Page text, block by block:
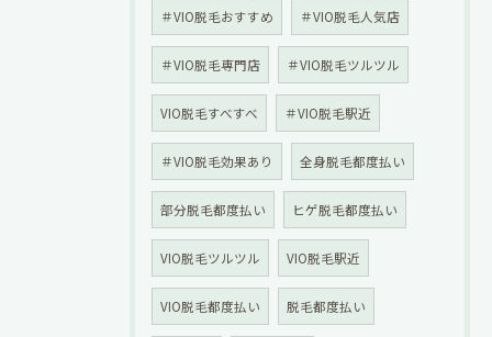
＃VIO脱毛おすすめ ＃VIO脱毛人気店
＃VIO脱毛専門店 ＃VIO脱毛ツルツル
VIO脱毛すべすべ ＃VIO脱毛駅近
＃VIO脱毛効果あり 全身脱毛都度払い
部分脱毛都度払い ヒゲ脱毛都度払い
VIO脱毛ツルツル VIO脱毛駅近
VIO脱毛都度払い 脱毛都度払い